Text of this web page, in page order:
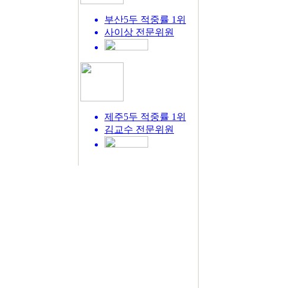
부산5두 적중률 1위
사이상 전문위원
제주5두 적중률 1위
김교수 전문위원